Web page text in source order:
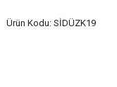
Ürün Kodu: SİDÜZK19